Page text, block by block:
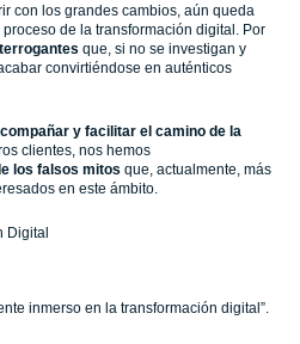
con los grandes cambios, aún queda
de la transformación digital. Por
que, si no se investigan y
convirtiéndose en auténticos
y facilitar el camino de la
clientes, nos hemos
los falsos mitos que, actualmente, más
en este ámbito.
Digital
inmerso en la transformación digital”.